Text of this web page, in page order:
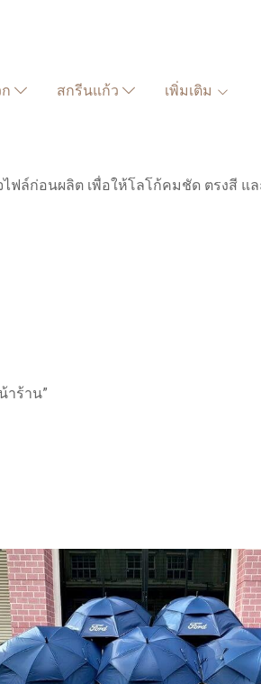
สกรีนแก้ว เพิ่มเติม
ฟล์ก่อนผลิต เพื่อให้โลโก้คมชัด ตรงสี แ
าร้าน”